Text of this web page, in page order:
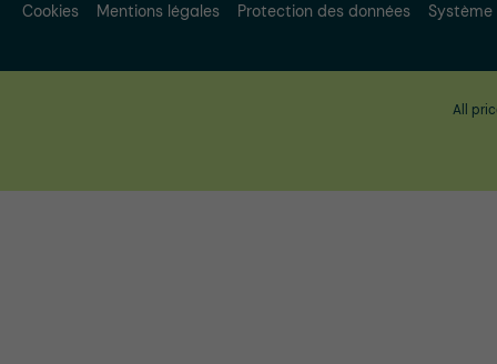
Cookies Mentions légales Protection des données
All